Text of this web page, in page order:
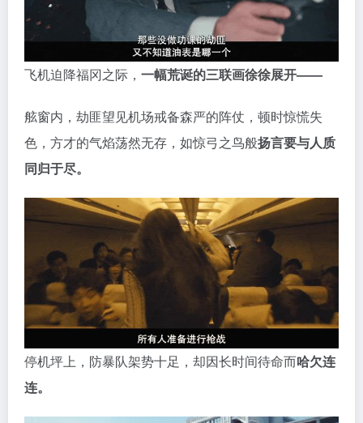
飞机迫降福冈之际， 一幅荒诞的三联画徐徐展开——
舷窗内，劫匪望见机场戒备森严的阵仗，顿时惊慌失
色，方才的气焰荡然无存，如惊弓之鸟般扬言要与人质
同归于尽。
停机坪上，防暴队架势十足，却因长时间待命而哈欠连
连。